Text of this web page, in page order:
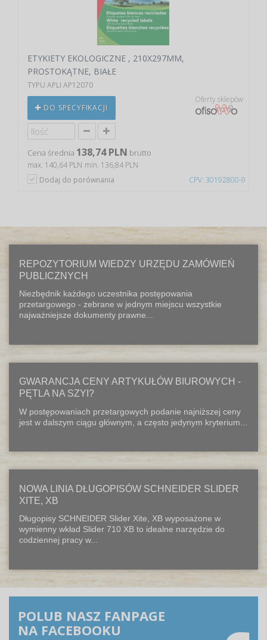
CPV: 30192800-9
ETYKIETY EKOLOGICZNE , 210X297MM,
PROSTOKĄTNE, BIAŁE
TYPU APLI AP12070
DO SPECYFIKACJI
Oferty sklepów
Cena średnia 138,74 PLN brutto
max. 140,64 PLN min. 136,84 PLN
Dodaj do porównania
REPOZYTORIUM WIEDZY URZĘDU ZAMÓWIEŃ
PUBLICZNYCH
Niezbędnik każdego uczestnika postępowania
przetargowego - zebrane w jednym miejscu wszystkie
najważniejsze dokumenty prawne...
GWARANCJA CENY ARTYKUŁÓW BIUROWYCH -
PĘTLA NA SZYI?
W postępowaniach przetargowych podanie najniższej ceny
jest w dalszym ciągu głównym, a często jedynym kryterium...
NOWA LINIA DŁUGOPISÓW SCHNEIDER SLIDER
XITE, XB
Długopisy SCHNEIDER Slider Xite, XB wyposażone w
wymienny wkład Slider 710 XB to idealne narzędzie do
codziennej pracy w...
POLUB NASZ FANPAGE
NA FACEBOOKU